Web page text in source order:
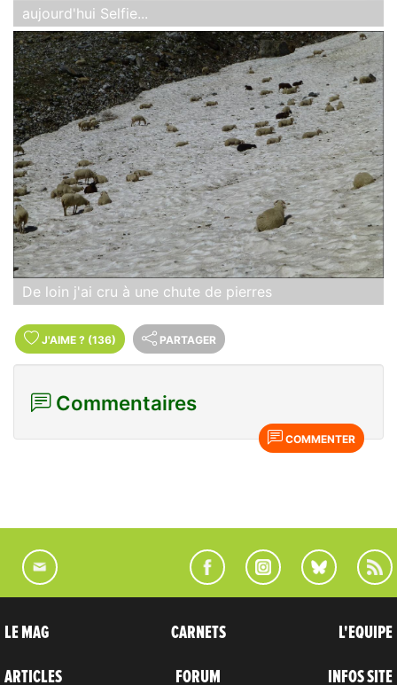
aujourd'hui Selfie...
De loin j'ai cru à une chute de pierres
J'AIME ? (136) PARTAGER
Commentaires
COMMENTER
LE MAG
ARTICLES
CARNETS
FORUM
L'EQUIPE
INFOS SITE